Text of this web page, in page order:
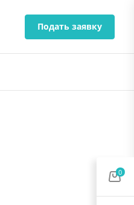
Подать заявку
0